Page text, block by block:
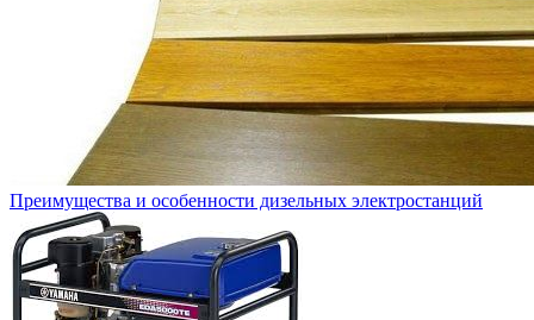
Преимущества и особенности дизельных электростанций